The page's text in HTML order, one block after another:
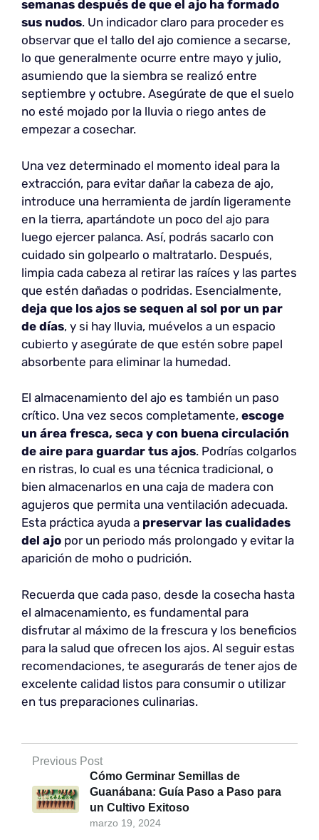
semanas después de que el ajo ha formado
sus nudos. Un indicador claro para proceder es
observar que el tallo del ajo comience a secarse,
lo que generalmente ocurre entre mayo y julio,
asumiendo que la siembra se realizó entre
septiembre y octubre. Asegúrate de que el suelo
no esté mojado por la lluvia o riego antes de
empezar a cosechar.
Una vez determinado el momento ideal para la
extracción, para evitar dañar la cabeza de ajo,
introduce una herramienta de jardín ligeramente
en la tierra, apartándote un poco del ajo para
luego ejercer palanca. Así, podrás sacarlo con
cuidado sin golpearlo o maltratarlo. Después,
limpia cada cabeza al retirar las raíces y las partes
que estén dañadas o podridas. Esencialmente,
deja que los ajos se sequen al sol por un par
de días, y si hay lluvia, muévelos a un espacio
cubierto y asegúrate de que estén sobre papel
absorbente para eliminar la humedad.
El almacenamiento del ajo es también un paso
crítico. Una vez secos completamente, escoge
un área fresca, seca y con buena circulación
de aire para guardar tus ajos. Podrías colgarlos
en ristras, lo cual es una técnica tradicional, o
bien almacenarlos en una caja de madera con
agujeros que permita una ventilación adecuada.
Esta práctica ayuda a preservar las cualidades
del ajo por un periodo más prolongado y evitar la
aparición de moho o pudrición.
Recuerda que cada paso, desde la cosecha hasta
el almacenamiento, es fundamental para
disfrutar al máximo de la frescura y los beneficios
para la salud que ofrecen los ajos. Al seguir estas
recomendaciones, te asegurarás de tener ajos de
excelente calidad listos para consumir o utilizar
en tus preparaciones culinarias.
Previous Post
marzo 19, 2024
Cómo Germinar Semillas de
Guanábana: Guía Paso a Paso para
un Cultivo Exitoso